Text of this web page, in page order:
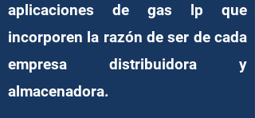
aplicaciones de gas lp que
incorporen la razón de ser de cada
empresa distribuidora y
almacenadora.